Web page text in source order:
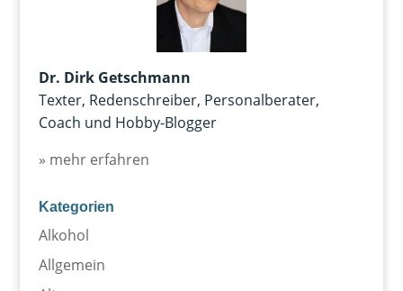
Dr. Dirk Getschmann
Texter, Redenschreiber, Personalberater,
Coach und Hobby-Blogger
» mehr erfahren
Kategorien
Alkohol
Allgemein